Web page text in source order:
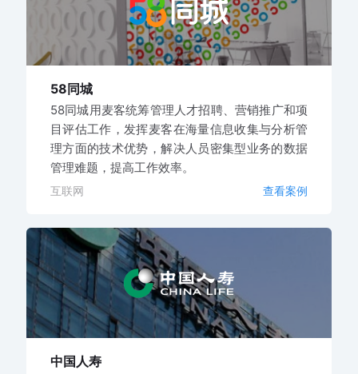
58同城
58同城用麦客统筹管理人才招聘、营销推广和项
目评估工作，发挥麦客在海量信息收集与分析管
理方面的技术优势，解决人员密集型业务的数据
管理难题，提高工作效率。
互联网 查看案例
中国人寿